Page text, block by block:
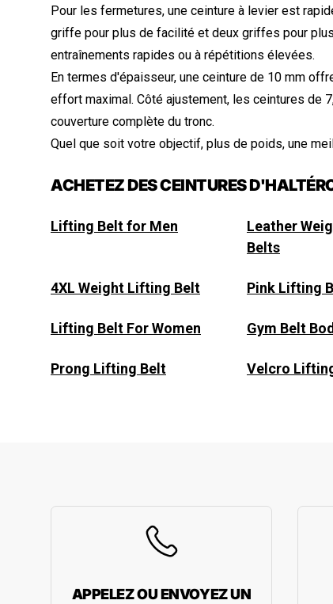
Pour les fermetures, une ceinture à levier est
griffe pour plus de facilité et deux griffes pour
entraînements rapides ou à répétitions élevées.
En termes d'épaisseur, une ceinture de 10 mm
effort maximal. Côté ajustement, les ceintures de
couverture complète du tronc.
Quel que soit votre objectif, plus de poids, une
ACHETEZ DES CEINTURES
Lifting Belt for Men
Leather
Belts​
4XL Weight Lifting Belt Pink Lifting
Lifting Belt For Women Gym Belt
Prong Lifting Belt Velcro
APPELEZ OU ENVOYEZ UN